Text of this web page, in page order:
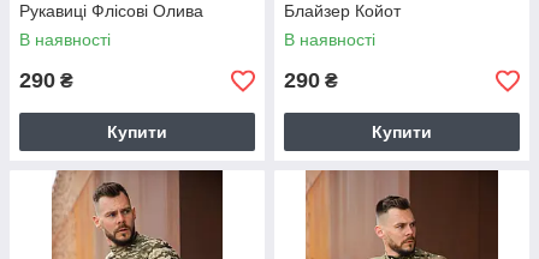
Рукавиці Флісові Олива
В наявності
290 ₴
Купити
Блайзер Койот
В наявності
290 ₴
Купити